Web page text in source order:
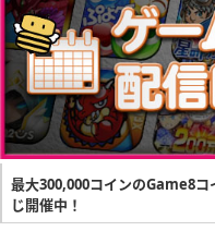
最大300,000コインのGame8コ
じ開催中！